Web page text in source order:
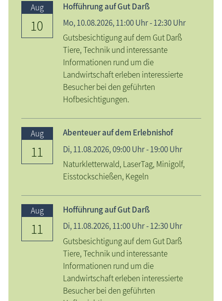
Aug
10
Hofführung auf Gut Darß
Mo,10.08.2026, 11:00Uhr- 12:30Uhr
Gutsbesichtigung auf dem Gut Darß
Tiere, Technik und interessante
Informationen rund um die
Landwirtschaft erleben interessierte
Besucher bei den geführten
Hofbesichtigungen.
Aug
11
Abenteuer auf dem Erlebnishof
Di,11.08.2026, 09:00Uhr- 19:00Uhr
Naturkletterwald, LaserTag, Minigolf,
Eisstockschießen, Kegeln
Aug
11
Hofführung auf Gut Darß
Di,11.08.2026, 11:00Uhr- 12:30Uhr
Gutsbesichtigung auf dem Gut Darß
Tiere, Technik und interessante
Informationen rund um die
Landwirtschaft erleben interessierte
Besucher bei den geführten